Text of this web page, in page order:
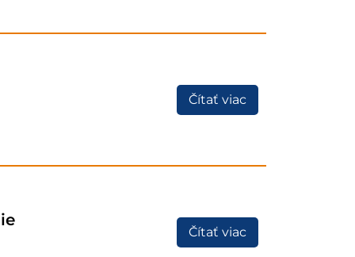
Čítať viac
Čítať viac